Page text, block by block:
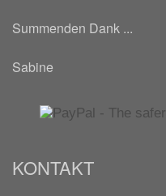
Summenden Dank ...
Sabine
KONTAKT